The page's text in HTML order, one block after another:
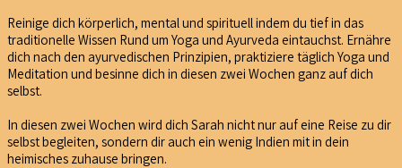
Reinige dich körperlich, mental und spirituell indem du tief in das
traditionelle Wissen Rund um Yoga und Ayurveda eintauchst. Ernähre
dich nach den ayurvedischen Prinzipien, praktiziere täglich Yoga und
Meditation und besinne dich in diesen zwei Wochen ganz auf dich
selbst.
In diesen zwei Wochen wird dich Sarah nicht nur auf eine Reise zu dir
selbst begleiten, sondern dir auch ein wenig Indien mit in dein
heimisches zuhause bringen.